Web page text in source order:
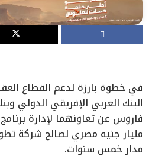
في خطوة بارزة لدعم القطاع
البنك العربي الإفريقي الدولي
مليار جنيه مصري لصالح شركة
مدار خمس سنوات.